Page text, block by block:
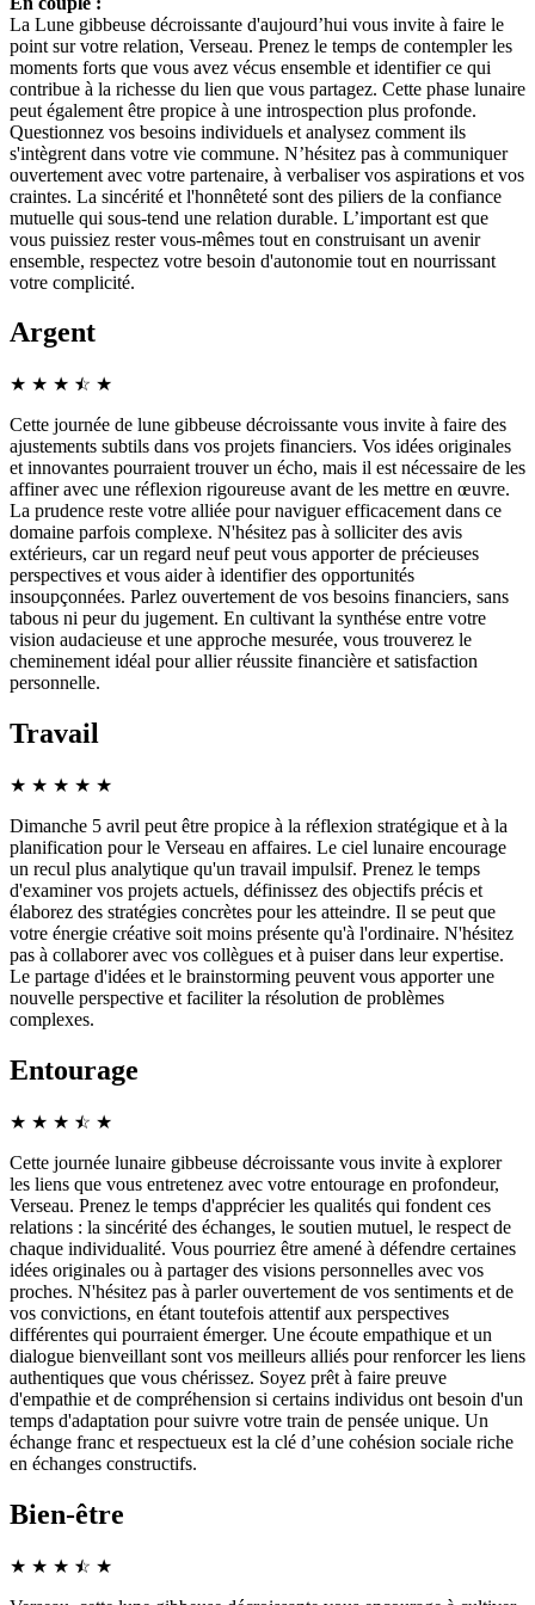
La Lune gibbeuse décroissante d'aujourd’hui vous invite à faire le
point sur votre relation, Verseau. Prenez le temps de contempler les
moments forts que vous avez vécus ensemble et identifier ce qui
contribue à la richesse du lien que vous partagez. Cette phase lunaire
peut également être propice à une introspection plus profonde.
Questionnez vos besoins individuels et analysez comment ils
s'intègrent dans votre vie commune. N’hésitez pas à communiquer
ouvertement avec votre partenaire, à verbaliser vos aspirations et vos
craintes. La sincérité et l'honnêteté sont des piliers de la confiance
mutuelle qui sous-tend une relation durable. L’important est que
vous puissiez rester vous-mêmes tout en construisant un avenir
ensemble, respectez votre besoin d'autonomie tout en nourrissant
votre complicité.
Argent
★ ★ ★ ☆
★ ★
Cette journée de lune gibbeuse décroissante vous invite à faire des
ajustements subtils dans vos projets financiers. Vos idées originales
et innovantes pourraient trouver un écho, mais il est nécessaire de les
affiner avec une réflexion rigoureuse avant de les mettre en œuvre.
La prudence reste votre alliée pour naviguer efficacement dans ce
domaine parfois complexe. N'hésitez pas à solliciter des avis
extérieurs, car un regard neuf peut vous apporter de précieuses
perspectives et vous aider à identifier des opportunités
insoupçonnées. Parlez ouvertement de vos besoins financiers, sans
tabous ni peur du jugement. En cultivant la synthése entre votre
vision audacieuse et une approche mesurée, vous trouverez le
cheminement idéal pour allier réussite financière et satisfaction
personnelle.
Travail
★ ★ ★ ★ ★
Dimanche 5 avril peut être propice à la réflexion stratégique et à la
planification pour le Verseau en affaires. Le ciel lunaire encourage
un recul plus analytique qu'un travail impulsif. Prenez le temps
d'examiner vos projets actuels, définissez des objectifs précis et
élaborez des stratégies concrètes pour les atteindre. Il se peut que
votre énergie créative soit moins présente qu'à l'ordinaire. N'hésitez
pas à collaborer avec vos collègues et à puiser dans leur expertise.
Le partage d'idées et le brainstorming peuvent vous apporter une
nouvelle perspective et faciliter la résolution de problèmes
complexes.
Entourage
★ ★ ★ ☆
★ ★
Cette journée lunaire gibbeuse décroissante vous invite à explorer
les liens que vous entretenez avec votre entourage en profondeur,
Verseau. Prenez le temps d'apprécier les qualités qui fondent ces
relations : la sincérité des échanges, le soutien mutuel, le respect de
chaque individualité. Vous pourriez être amené à défendre certaines
idées originales ou à partager des visions personnelles avec vos
proches. N'hésitez pas à parler ouvertement de vos sentiments et de
vos convictions, en étant toutefois attentif aux perspectives
différentes qui pourraient émerger. Une écoute empathique et un
dialogue bienveillant sont vos meilleurs alliés pour renforcer les liens
authentiques que vous chérissez. Soyez prêt à faire preuve
d'empathie et de compréhension si certains individus ont besoin d'un
temps d'adaptation pour suivre votre train de pensée unique. Un
échange franc et respectueux est la clé d’une cohésion sociale riche
en échanges constructifs.
Bien-être
★ ★ ★ ☆
★ ★